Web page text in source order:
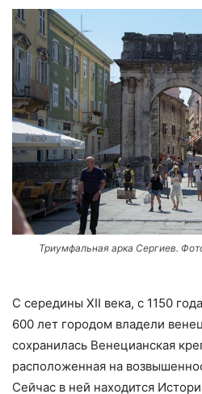
Триумфальная арка Сергиев.
С середины XII века, с 1150
600 лет городом владели
сохранилась Венецианская
расположенная на
Сейчас в ней находится